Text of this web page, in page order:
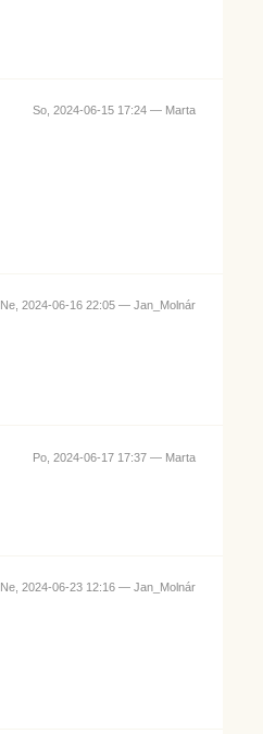
So, 2024-06-15 17:24 — Marta
Ne, 2024-06-16 22:05 — Jan_Molnár
Po, 2024-06-17 17:37 — Marta
Ne, 2024-06-23 12:16 — Jan_Molnár